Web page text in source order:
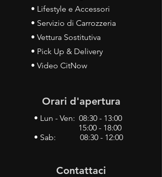
• Lifestyle e Accessori
• Servizio di Carrozzeria
• Vettura Sostitutiva
• Pick Up & Delivery
• Video CitNow
Orari d'apertura
• Lun - Ven: 08:30 - 13:00
15:00 - 18:00
• Sab: 08:30 - 12:00
Contattaci